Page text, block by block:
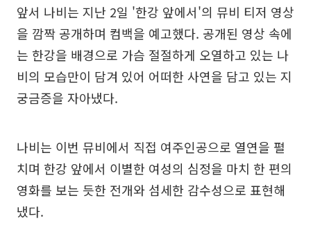
앞서 나비는 지난 2일 '한강 앞에서'의 뮤비 티저 영상
을 깜짝 공개하며 컴백을 예고했다. 공개된 영상 속에
는 한강을 배경으로 가슴 절절하게 오열하고 있는 나
비의 모습만이 담겨 있어 어떠한 사연을 담고 있는 지
궁금증을 자아냈다.
나비는 이번 뮤비에서 직접 여주인공으로 열연을 펼
치며 한강 앞에서 이별한 여성의 심정을 마치 한 편의
영화를 보는 듯한 전개와 섬세한 감수성으로 표현해
냈다.